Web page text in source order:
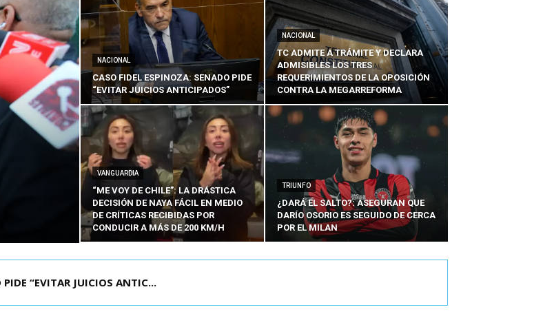
NACIONAL
CASO FIDEL ESPINOZA: SENADO PIDE
“EVITAR JUICIOS ANTICIPADOS”
NACIONAL
TC ADMITE A TRÁMITE Y DECLARA
ADMISIBLES LOS TRES
REQUERIMIENTOS DE LA OPOSICIÓN
CONTRA LA MEGARREFORMA
VANGUARDIA
“ME VOY DE CHILE”: LA DRÁSTICA
DECISIÓN DE NAYA FÁCIL EN MEDIO
DE CRÍTICAS RECIBIDAS POR
CONDUCIR A MÁS DE 200 KM/H
TRIUNFO
¿DARÁ EL SALTO?: ASEGURAN QUE
DARÍO OSORIO ES SEGUIDO DE CERCA
POR EL MILAN
ADMISIBLES LOS TRES REQU...